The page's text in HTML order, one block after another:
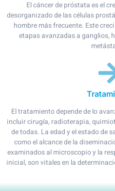
El cáncer de próstata es el
desorganizado de las células
hombre más frecuente. Este
etapas avanzadas a ganglios,
El tratamiento depende de lo
incluir cirugía, radioterapia,
de todas. La edad y el estado de
como el alcance de la
examinados al microscopio y la
inicial, son vitales en la